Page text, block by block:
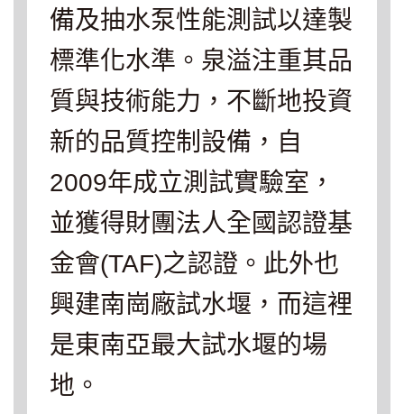
備及抽水泵性能測試以達製
標準化水準。泉溢注重其品
質與技術能力，不斷地投資
新的品質控制設備，自
2009年成立測試實驗室，
並獲得財團法人全國認證基
金會(TAF)之認證。此外也
興建南崗廠試水堰，而這裡
是東南亞最大試水堰的場
地。